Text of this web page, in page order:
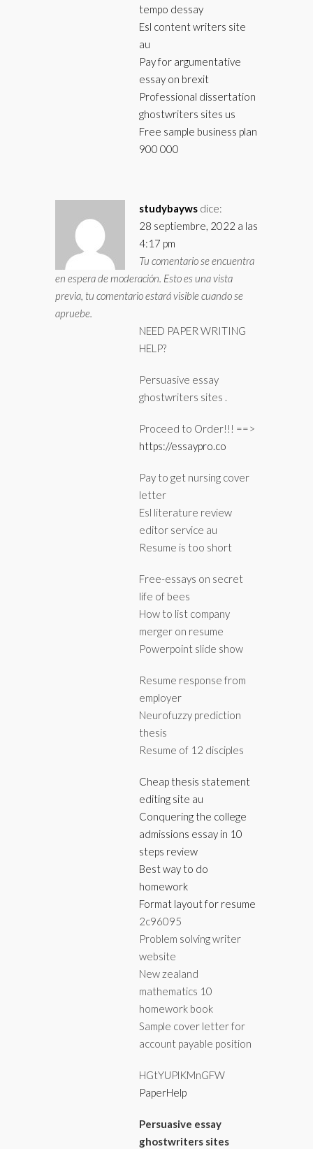
tempo dessay
Esl content writers site
au
Pay for argumentative
essay on brexit
Professional dissertation
ghostwriters sites us
Free sample business plan
900 000
studybayws dice:
28 septiembre, 2022 a las
4:17 pm
Tu comentario se encuentra
en espera de moderación. Esto es una vista
previa, tu comentario estará visible cuando se
apruebe.
NEED PAPER WRITING
HELP?
Persuasive essay
ghostwriters sites .
Proceed to Order!!! ==>
https://essaypro.co
Pay to get nursing cover
letter
Esl literature review
editor service au
Resume is too short
Free-essays on secret
life of bees
How to list company
merger on resume
Powerpoint slide show
Resume response from
employer
Neurofuzzy prediction
thesis
Resume of 12 disciples
Cheap thesis statement
editing site au
Conquering the college
admissions essay in 10
steps review
Best way to do
homework
Format layout for resume
2c96095
Problem solving writer
website
New zealand
mathematics 10
homework book
Sample cover letter for
account payable position
HGtYUPlKMnGFW
PaperHelp
Persuasive essay
ghostwriters sites